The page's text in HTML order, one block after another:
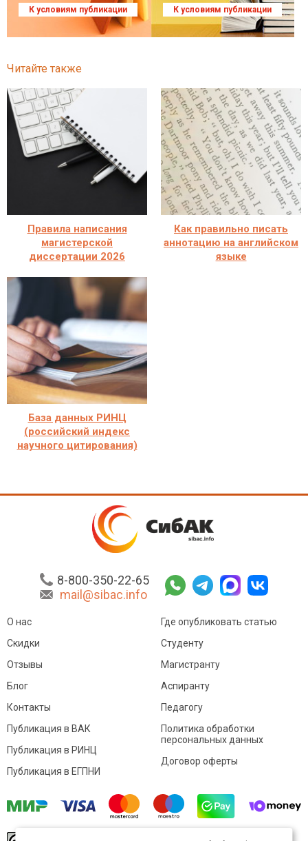
К условиям публикации К условиям публикации
Читайте также
Правила написания
магистерской
диссертации 2026
Как правильно писать
аннотацию на английском
языке
База данных РИНЦ
(российский индекс
научного цитирования)
8-800-350-22-65
mail@sibac.info
О нас
Скидки
Отзывы
Блог
Контакты
Где опубликовать статью
Студенту
Магистранту
Аспиранту
Педагогу
Публикация в ВАК
Публикация в РИНЦ
Публикация в ЕГПНИ
Политика обработки
персональных данных
Договор оферты